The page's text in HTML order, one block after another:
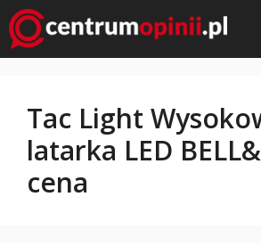
Przejdź
do
treści
Tac Light
latarka LED
cena